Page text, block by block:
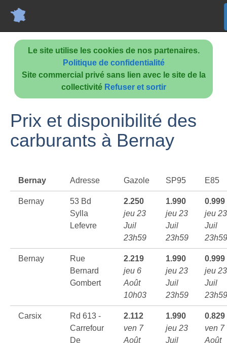
Le site utilise les cookies de nos partenaires.
Politique de confidentialité
Site commercial privé sans lien avec le site de la
collectivité Refuser et sortir
Prix et disponibilité des
carburants à Bernay
Bernay Adresse Gazole SP95 E85
Bernay
53 Bd
Sylla
Lefevre
2.250
jeu 23
Juil
23h59
1.990
jeu 23
Juil
23h59
0.999
jeu 23
Juil
23h59
Bernay
Rue
Bernard
Gombert
2.219
jeu 6
Août
10h03
1.990
jeu 23
Juil
23h59
0.999
jeu 23
Juil
23h59
Carsix
Rd 613 -
Carrefour
De
2.112
ven 7
Août
1.990
jeu 23
Juil
0.829
ven 7
Août